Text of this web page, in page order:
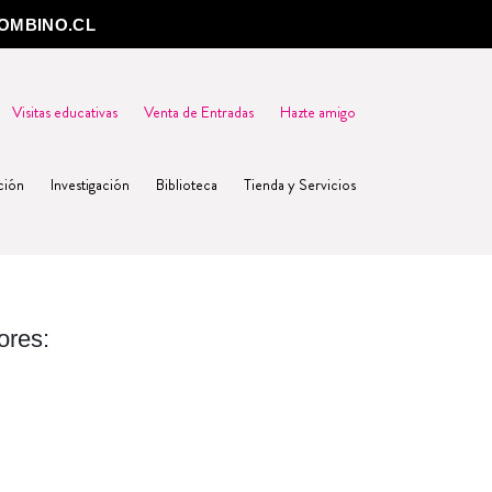
Visitas educativas Venta de Entradas Hazte amigo
Investigación Biblioteca Tienda y Servicios